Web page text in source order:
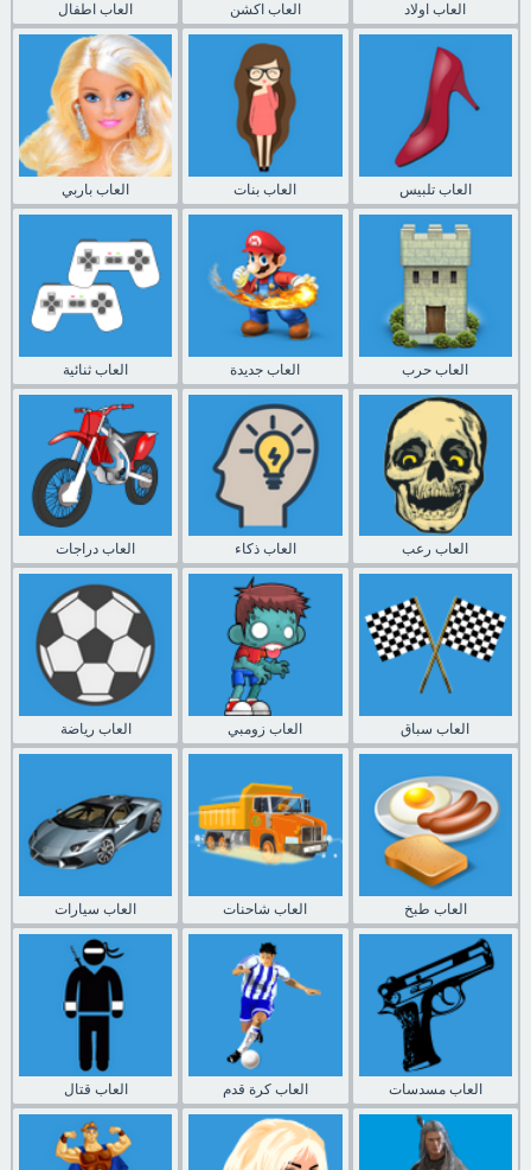
العاب اطفال العاب اكشن العاب اولاد
العاب باربي العاب بنات العاب تلبيس
العاب ثنائية العاب جديدة العاب حرب
العاب دراجات العاب ذكاء العاب رعب
العاب رياضة العاب زومبي العاب سباق
العاب سيارات العاب شاحنات العاب طبخ
العاب قتال العاب كرة قدم العاب مسدسات